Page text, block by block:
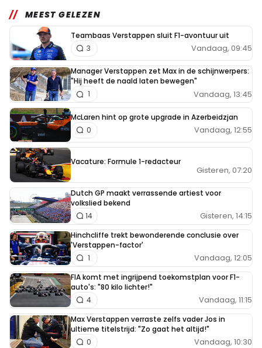
MEEST GELEZEN
Teambaas Verstappen sluit F1-avontuur uit
Vandaag, 09:45
3
Manager Verstappen zet Max in de schijnwerpers:
"Hij heeft de naald laten bewegen"
Vandaag, 13:45
1
McLaren hint op grote upgrade in Azerbeidzjan
Vandaag, 12:55
0
Vacature: Formule 1-redacteur
Gisteren, 07:20
Dutch GP maakt verrassende artiest voor
volkslied bekend
Gisteren, 14:15
14
Hinchcliffe trekt bewonderende conclusie over
'Verstappen-factor'
Vandaag, 12:05
1
FIA komt met ingrijpend toekomstplan voor F1-
auto's: "80 kilo lichter!"
Vandaag, 11:15
4
Max Verstappen verraste zelfs vader Jos in
ultieme titelstrijd: "Zo gaat het altijd!"
Vandaag, 10:30
0